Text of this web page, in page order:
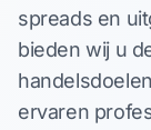
spreads en
bieden wij u
ervaren